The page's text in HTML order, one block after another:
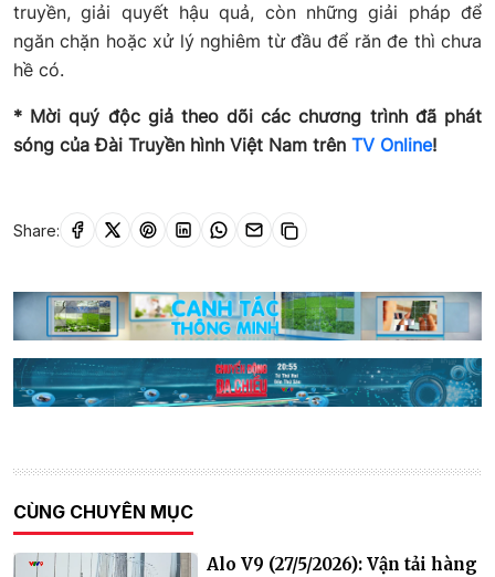
truyền, giải quyết hậu quả, còn những giải pháp để
ngăn chặn hoặc xử lý nghiêm từ đầu để răn đe thì chưa
hề có.
* Mời quý độc giả theo dõi các chương trình đã phát
sóng của Đài Truyền hình Việt Nam trên TV Online!
Share:
CÙNG CHUYÊN MỤC
Alo V9 (27/5/2026): Vận tải hàng